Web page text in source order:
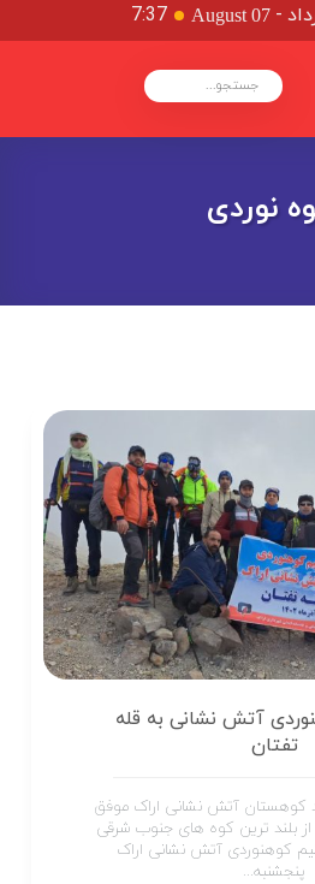
-
August 07
7:37
نوردی
آتش نشانی به قله
تفتان
کوهستان آتش نشانی اراک موفق
بلند ترین کوه های جنوب شرقی
کوهنوردی آتش نشانی اراک
پنجشنبه...